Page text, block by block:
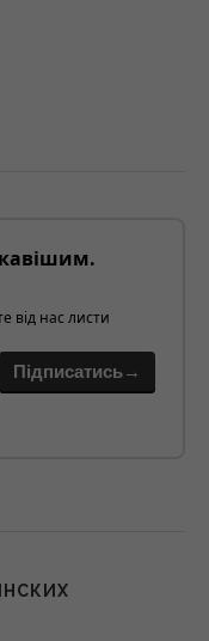
від нас листи
Підписатись→